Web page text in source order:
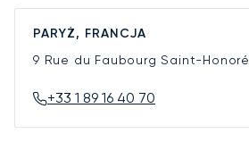
PARYŻ, FRANCJA
9 Rue du Faubourg Saint-Honoré
+33 1 89 16 40 70